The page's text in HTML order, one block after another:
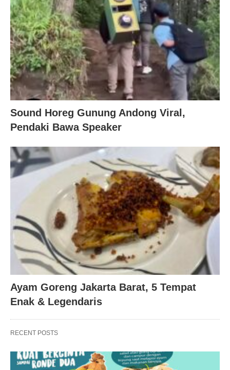
Sound Horeg Gunung Andong Viral,
Pendaki Bawa Speaker
Ayam Goreng Jakarta Barat, 5 Tempat
Enak & Legendaris
RECENT POSTS